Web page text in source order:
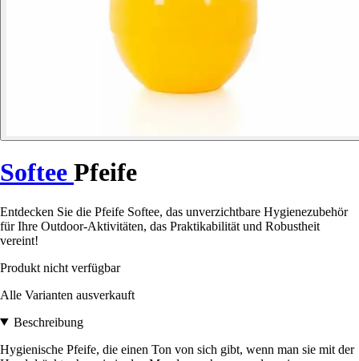
Softee Pfeife
Entdecken Sie die Pfeife Softee, das unverzichtbare Hygienezubehör
für Ihre Outdoor-Aktivitäten, das Praktikabilität und Robustheit
vereint!
Produkt nicht verfügbar
Alle Varianten ausverkauft
Beschreibung
Hygienische Pfeife, die einen Ton von sich gibt, wenn man sie mit der